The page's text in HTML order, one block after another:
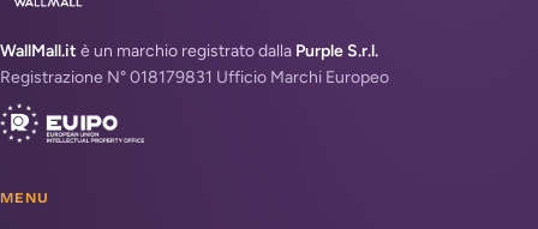
WallMall.it è un marchio registrato dalla Purple S.r.l.
Registrazione N° 018179831 Ufficio Marchi Europeo
MENU